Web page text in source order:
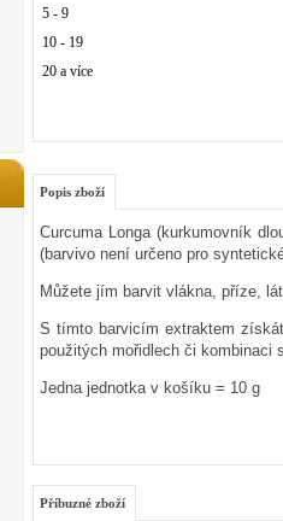
5 - 9
10 - 19
20 a více
Popis zboží
Curcuma Longa (kurkumovník
(barvivo není určeno pro
Můžete jím barvit vlákna, příze,
S tímto barvicím extraktem
použitých mořidlech či kombinaci
Jedna jednotka v košíku = 10 g
Příbuzné zboží